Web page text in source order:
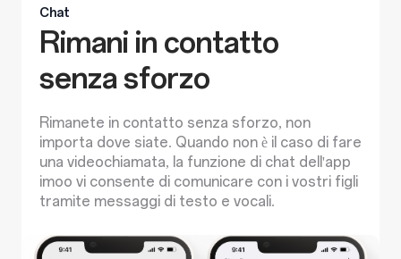
Chat
Rimani in contatto
senza sforzo
Rimanete in contatto senza sforzo, non
importa dove siate. Quando non è il caso di fare
una videochiamata, la funzione di chat dell'app
imoo vi consente di comunicare con i vostri figli
tramite messaggi di testo e vocali.